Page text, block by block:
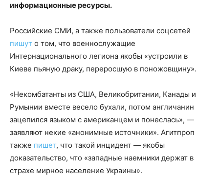
информационные ресурсы.
Российские СМИ, а также пользователи соцсетей
пишут о том, что военнослужащие
Интернационального легиона якобы «устроили в
Киеве пьяную драку, переросшую в поножовщину».
«Некомбатанты из США, Великобритании, Канады и
Румынии вместе весело бухали, потом англичанин
зацепился языком с американцем и понеслась», —
заявляют некие «анонимные источники». Агитпроп
также пишет, что такой инцидент — якобы
доказательство, что «западные наемники держат в
страхе мирное население Украины».